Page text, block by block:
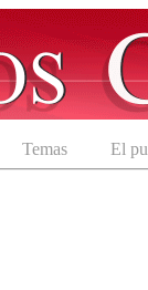
Temas El